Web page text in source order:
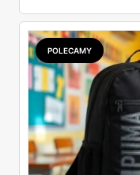
pojawi się w
sens kupować
POLECAMY